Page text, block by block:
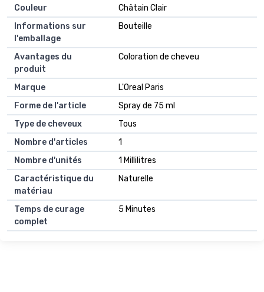
Couleur
Châtain Clair
Informations sur
l'emballage
Bouteille
Avantages du
produit
Coloration de cheveu
Marque
L'Oreal Paris
Forme de l'article
Spray de 75 ml
Type de cheveux
Tous
Nombre d'articles
1
Nombre d'unités
1 Millilitres
Caractéristique du
matériau
Naturelle
Temps de curage
complet
5 Minutes